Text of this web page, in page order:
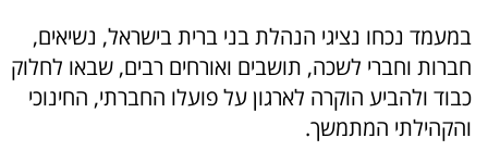
במעמד נכחו נציגי הנהלת בני ברית בישראל, נשיאים,
חברות וחברי לשכה, תושבים ואורחים רבים, שבאו לחלוק
כבוד ולהביע הוקרה לארגון על פועלו החברתי, החינוכי
והקהילתי המתמשך.